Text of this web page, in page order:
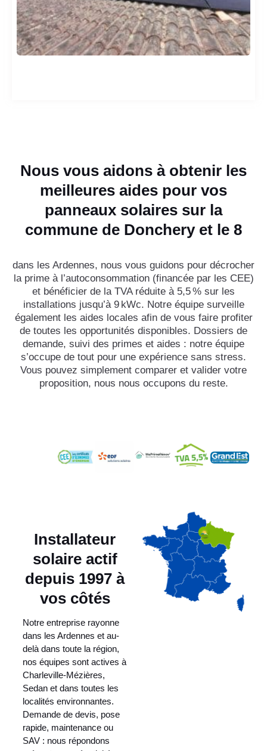
Nous vous aidons à obtenir les
meilleures aides pour vos
panneaux solaires sur la
commune de Donchery et le 8
dans les Ardennes, nous vous guidons pour décrocher
la prime à l’autoconsommation (financée par les CEE)
et bénéficier de la TVA réduite à 5,5 % sur les
installations jusqu’à 9 kWc. Notre équipe surveille
également les aides locales afin de vous faire profiter
de toutes les opportunités disponibles. Dossiers de
demande, suivi des primes et aides : notre équipe
s’occupe de tout pour une expérience sans stress.
Vous pouvez simplement comparer et valider votre
proposition, nous nous occupons du reste.
Installateur
solaire actif
depuis 1997 à
vos côtés
Notre entreprise rayonne
dans les Ardennes et au-
delà dans toute la région,
nos équipes sont actives à
Charleville-Mézières,
Sedan et dans toutes les
localités environnantes.
Demande de devis, pose
rapide, maintenance ou
SAV : nous répondons